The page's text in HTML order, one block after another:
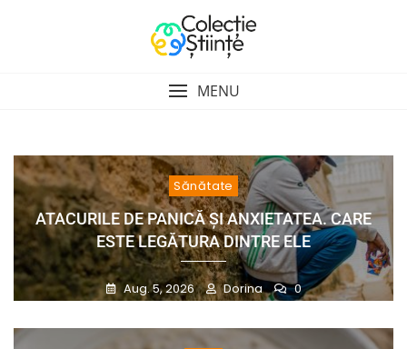
MENU
Sănătate
ATACURILE DE PANICĂ ȘI ANXIETATEA. CARE
ESTE LEGĂTURA DINTRE ELE
Aug. 5, 2026 Dorina 0